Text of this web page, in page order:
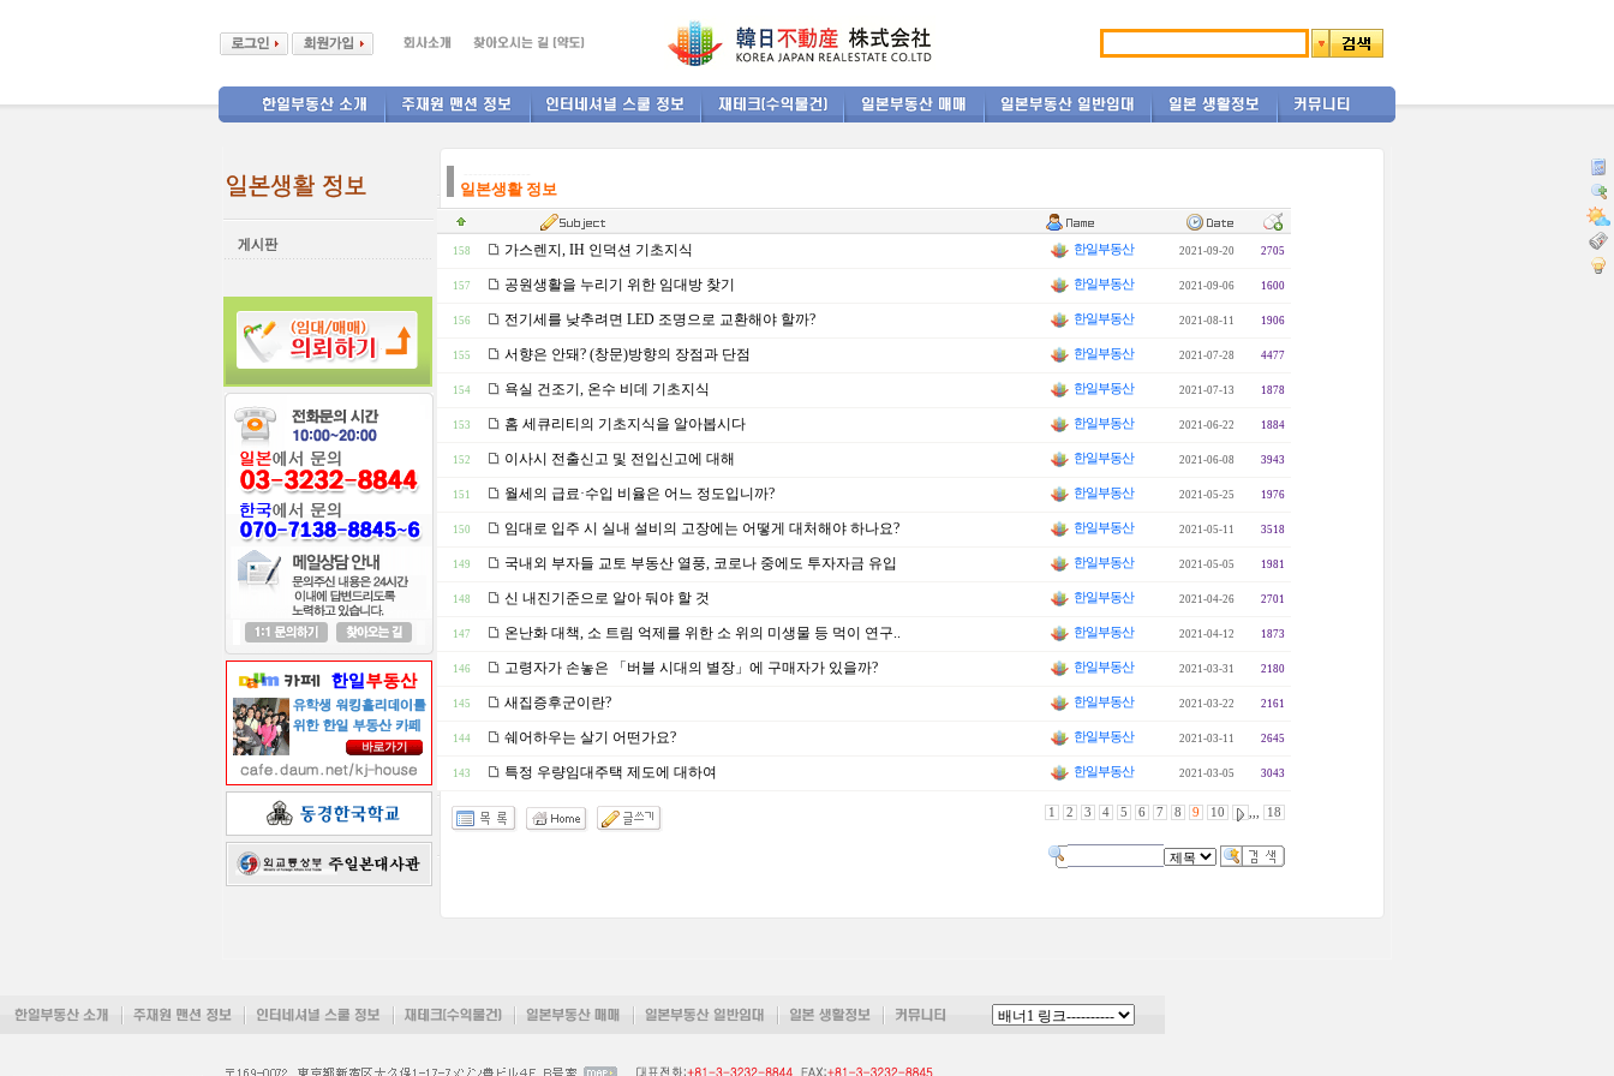
일본생활 정보
158 가스렌지, IH 인덕션 기초지식 한일부동산 2021-09-20 2705
157 공원생활을 누리기 위한 임대방 찾기 한일부동산 2021-09-06 1600
156 전기세를 낮추려면 LED 조명으로 교환해야 할까? 한일부동산 2021-08-11 1906
155 서향은 안돼? (창문)방향의 장점과 단점 한일부동산 2021-07-28 4477
154 욕실 건조기, 온수 비데 기초지식 한일부동산 2021-07-13 1878
153 홈 세큐리티의 기초지식을 알아봅시다 한일부동산 2021-06-22 1884
152 이사시 전출신고 및 전입신고에 대해 한일부동산 2021-06-08 3943
151 월세의 급료·수입 비율은 어느 정도입니까? 한일부동산 2021-05-25 1976
150 임대로 입주 시 실내 설비의 고장에는 어떻게 대처해야 하나요? 한일부동산 2021-05-11 3518
149 국내외 부자들 교토 부동산 열풍, 코로나 중에도 투자자금 유입 한일부동산 2021-05-05 1981
148 신 내진기준으로 알아 둬야 할 것 한일부동산 2021-04-26 2701
147 온난화 대책, 소 트림 억제를 위한 소 위의 미생물 등 먹이 연구.. 한일부동산 2021-04-12 1873
146 고령자가 손놓은 「버블 시대의 별장」에 구매자가 있을까? 한일부동산 2021-03-31 2180
145 새집증후군이란? 한일부동산 2021-03-22 2161
144 쉐어하우는 살기 어떤가요? 한일부동산 2021-03-11 2645
143 특정 우량임대주택 제도에 대하여 한일부동산 2021-03-05 3043
1 2 3 4 5 6 7 8 9 10 ,,, 18